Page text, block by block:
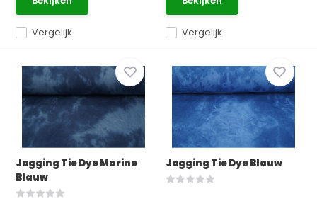
Vergelijk Vergelijk
Jogging Tie Dye Marine
Blauw
Jogging Tie Dye Blauw